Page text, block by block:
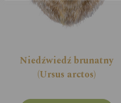
Niedźwiedź brunatny
(Ursus arctos)